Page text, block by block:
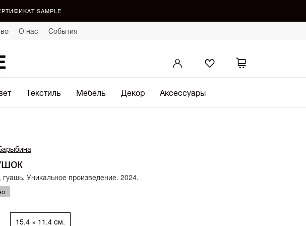
SAMPLE
О нас События
Текстиль Мебель Декор Аксессуары
гуашь. Уникальное произведение. 2024.
15.4 × 11.4 см.